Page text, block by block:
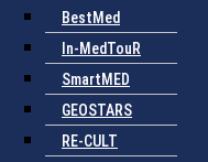
BestMed
In-MedTouR
SmartMED
GEOSTARS
RE-CULT